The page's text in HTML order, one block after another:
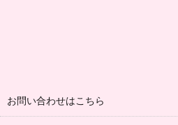
お問い合わせはこちら